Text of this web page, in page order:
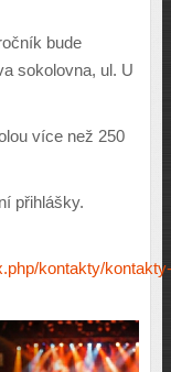
bude
sokolovna, ul. U
více než 250
přihlášky.
kontakty/kontakty-